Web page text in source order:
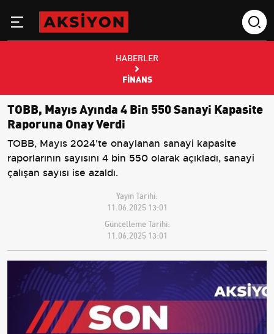
HABERLER
FINANS
TOBB, Mayıs Ayında 4 Bin 550 Sanayi Kapasite
Raporuna Onay Verdi
TOBB, Mayıs 2024'te onaylanan sanayi kapasite
raporlarının sayısını 4 bin 550 olarak açıkladı, sanayi
çalışan sayısı ise azaldı.
Yayın Tarihi:
11.06.2025 13:01
Güncelleme Tarihi:
11.06.2025 13:01